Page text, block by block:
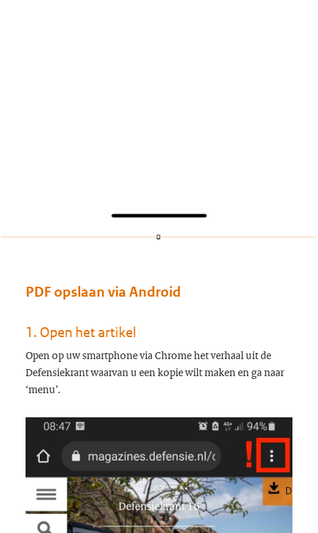
PDF opslaan via Android
1. Open het artikel
Open op uw smartphone via Chrome het verhaal uit de
Defensiekrant waarvan u een kopie wilt maken en ga naar
‘menu’.